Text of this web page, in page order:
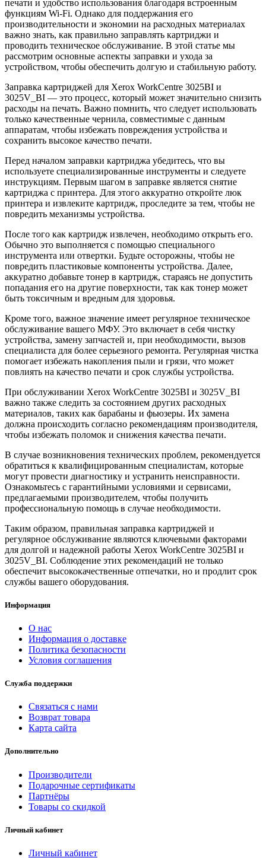
печати и удобство использования благодаря встроенным
функциям Wi-Fi. Однако для поддержания его
производительности и экономии на расходных материалах
важно знать, как правильно заправлять картриджи и
проводить техническое обслуживание. В этой статье мы
рассмотрим основные аспекты заправки и ухода за
устройством, чтобы обеспечить долгую и стабильную работу.
Заправка картриджей для Xerox WorkCentre 3025BI и
3025V_BI — это процесс, который может значительно снизить
расходы на печать. Важно помнить, что следует использовать
только качественные чернила, совместимые с данным
аппаратам, чтобы избежать повреждения устройства и
сохранить высокое качество печати.
Перед началом заправки картриджа убедитесь, что вы
используете специализированные инструменты и следуете
инструкциям. Первым шагом в заправке является снятие
картриджа с принтера. Для этого аккуратно откройте люк
принтера и извлеките картридж, проследите за тем, чтобы не
повредить механизмы устройства.
После того как картридж извлечен, необходимо открыть его.
Обычно это выполняется с помощью специального
инструмента или отвертки. Будьте осторожны, чтобы не
повредить пластиковые компоненты устройства. Далее,
аккуратно добавьте тонер в картридж, стараясь не допустить
попадания его на другие поверхности, так как тонер может
быть токсичным и вредным для здоровья.
Кроме того, важное значение имеет регулярное техническое
обслуживание вашего МФУ. Это включает в себя чистку
устройства, замену запчастей и, при необходимости, вызов
специалиста для более серьезного ремонта. Регулярная чистка
помогает избежать накопления пыли и грязи, что может
повлиять на качество печати и срок службы устройства.
При обслуживании Xerox WorkCentre 3025BI и 3025V_BI
важно также следить за состоянием других расходных
материалов, таких как барабаны и фьюзеры. Их замена
должна происходить согласно рекомендациям производителя,
чтобы избежать поломок и снижения качества печати.
В случае возникновения технических проблем, рекомендуется
обратиться к квалифицированным специалистам, которые
могут провести диагностику и устранить неисправности.
Ознакомьтесь с гарантийными условиями и сервисами,
предлагаемыми производителем, чтобы получить
профессиональную помощь в случае необходимости.
Таким образом, правильная заправка картриджей и
регулярное обслуживание являются ключевыми факторами
для долгой и надежной работы Xerox WorkCentre 3025BI и
3025V_BI. Соблюдение этих рекомендаций не только
обеспечит высококачественные отпечатки, но и продлит срок
службы вашего оборудования.
Информация
О нас
Информация о доставке
Политика безопасности
Условия соглашения
Служба поддержки
Связаться с нами
Возврат товара
Карта сайта
Дополнительно
Производители
Подарочные сертификаты
Партнёры
Товары со скидкой
Личный кабинет
Личный кабинет